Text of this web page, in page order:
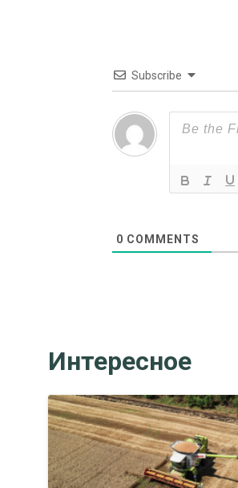
Subscribe
0 COMMENTS
Интересное